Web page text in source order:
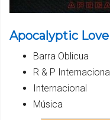
Apocalyptic
Barra Oblicua
R & P Internacional
Internacional
Música